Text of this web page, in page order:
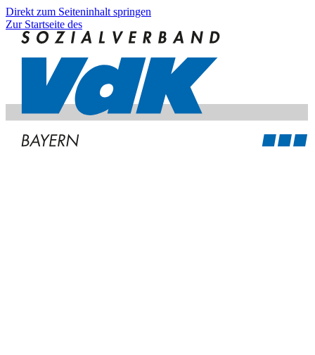
Direkt zum Seiteninhalt springen
Zur Startseite des